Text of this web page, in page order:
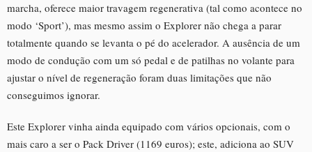
marcha, oferece maior travagem regenerativa (tal como acontece no
modo ‘Sport’), mas mesmo assim o Explorer não chega a parar
totalmente quando se levanta o pé do acelerador. A ausência de um
modo de condução com um só pedal e de patilhas no volante para
ajustar o nível de regeneração foram duas limitações que não
conseguimos ignorar.
Este Explorer vinha ainda equipado com vários opcionais, com o
mais caro a ser o Pack Driver (1169 euros); este, adiciona ao SUV